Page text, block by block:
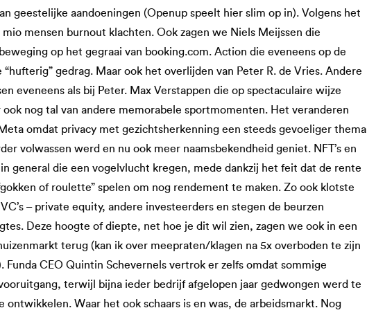
geestelijke aandoeningen (Openup speelt hier slim op in). Volgens het
mio mensen burnout klachten. Ook zagen we Niels Meijssen die
op het gegraai van booking.com. Action die eveneens op de
gedrag. Maar ook het overlijden van Peter R. de Vries. Andere
eveneens als bij Peter. Max Verstappen die op spectaculaire wijze
nog tal van andere memorabele sportmomenten. Het veranderen
omdat privacy met gezichtsherkenning een steeds gevoeliger thema
volwassen werd en nu ook meer naamsbekendheid geniet. NFT’s en
general die een vogelvlucht kregen, mede dankzij het feit dat de rente
of roulette” spelen om nog rendement te maken. Zo ook klotste
– private equity, andere investeerders en stegen de beurzen
Deze hoogte of diepte, net hoe je dit wil zien, zagen we ook in een
terug (kan ik over meepraten/klagen na 5x overboden te zijn
Funda CEO Quintin Schevernels vertrok er zelfs omdat sommige
terwijl bijna ieder bedrijf afgelopen jaar gedwongen werd te
ontwikkelen. Waar het ook schaars is en was, de arbeidsmarkt. Nog